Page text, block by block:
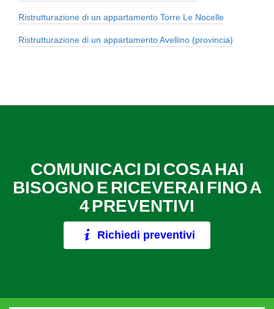
Ristrutturazione di un appartamento Torre Le Nocelle
Ristrutturazione di un appartamento Avellino (provincia)
COMUNICACI DI COSA HAI
BISOGNO E RICEVERAI FINO A
4 PREVENTIVI
Richiedi preventivi